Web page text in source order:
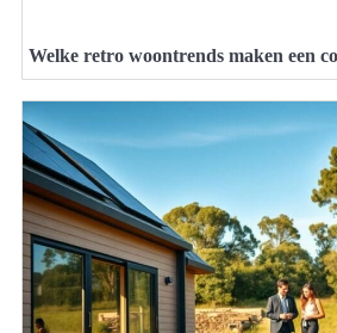
Welke retro woontrends maken een